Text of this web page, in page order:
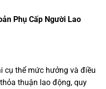
Phụ Cấp Người Lao
cụ thể mức hưởng và điều
thuận lao động, quy